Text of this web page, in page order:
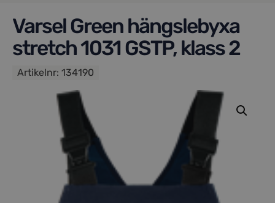
Varsel Green hängslebyxa
stretch 1031 GSTP, klass 2
Artikelnr: 134190